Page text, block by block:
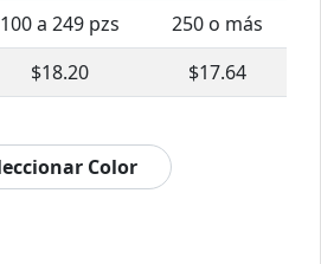
100 a 249 pzs
250 o más
$18.20 $17.64